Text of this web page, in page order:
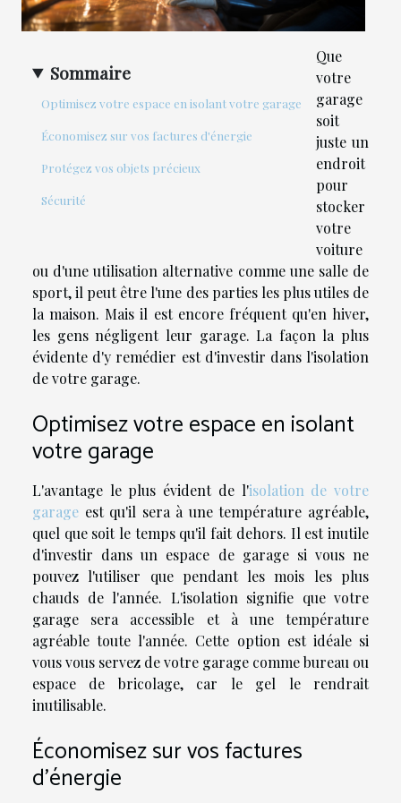
Sommaire
Optimisez votre espace en isolant votre garage
Économisez sur vos factures d'énergie
Protégez vos objets précieux
Sécurité
Que
votre
garage
soit
juste un
endroit
pour
stocker
votre
voiture
ou d'une utilisation alternative comme une salle de
sport, il peut être l'une des parties les plus utiles de
la maison. Mais il est encore fréquent qu'en hiver,
les gens négligent leur garage. La façon la plus
évidente d'y remédier est d'investir dans l'isolation
de votre garage.
Optimisez votre espace en isolant
votre garage
L'avantage le plus évident de l'isolation de votre
garage est qu'il sera à une température agréable,
quel que soit le temps qu'il fait dehors. Il est inutile
d'investir dans un espace de garage si vous ne
pouvez l'utiliser que pendant les mois les plus
chauds de l'année. L'isolation signifie que votre
garage sera accessible et à une température
agréable toute l'année. Cette option est idéale si
vous vous servez de votre garage comme bureau ou
espace de bricolage, car le gel le rendrait
inutilisable.
Économisez sur vos factures
d'énergie